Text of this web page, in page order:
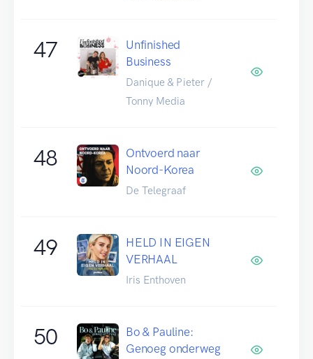
47
Unfinished
Business
Danique & Pieter /
Tonny Media
48
Ontvoerd naar
Noord-Korea
De Telegraaf
49
HELD IN EIGEN
VERHAAL
Iris Enthoven
50
Bo & Pauline:
Genoeg onderweg